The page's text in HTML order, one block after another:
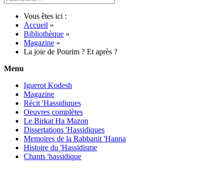
Vous êtes ici :
Accueil »
Bibliothèque »
Magazine »
La joie de Pourim ? Et après ?
Menu
Iguerot Kodesh
Magazine
Récit 'Hassidiques
Oeuvres complètes
Le Birkat Ha Mazon
Dissertations 'Hassidiques
Memoires de la Rabbanit 'Hanna
Histoire du 'Hassidisme
Chants 'hassidique